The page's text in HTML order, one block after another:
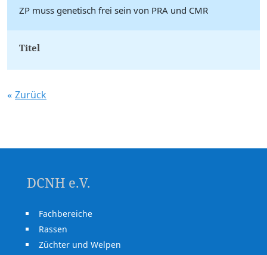
ZP muss genetisch frei sein von PRA und CMR
Titel
Zurück
DCNH e.V.
Fachbereiche
Rassen
Züchter und Welpen